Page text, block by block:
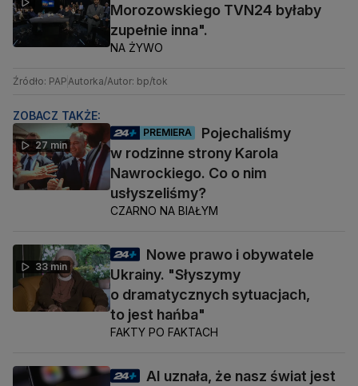
Morozowskiego TVN24 byłaby
zupełnie inna".
NA ŻYWO
Źródło: PAP Autorka/Autor: bp/tok
ZOBACZ TAKŻE:
27 min
PREMIERA
Pojechaliśmy
w rodzinne strony Karola
Nawrockiego. Co o nim
usłyszeliśmy?
CZARNO NA BIAŁYM
33 min
Nowe prawo i obywatele
Ukrainy. "Słyszymy
o dramatycznych sytuacjach,
to jest hańba"
FAKTY PO FAKTACH
AI uznała, że nasz świat jest